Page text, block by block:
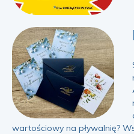
wartościowy na pływalnię?